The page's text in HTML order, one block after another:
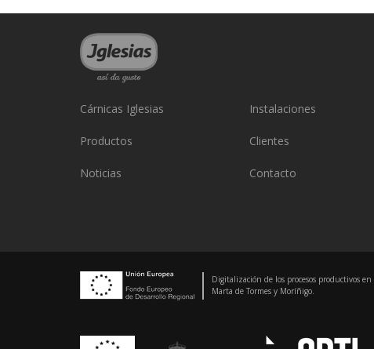
Cárnicas Iglesias Instalaciones
Productos Clientes
Noticias Contacto
Digitalización de los procesos productivos
Marta de Tormes y Moríñigo.